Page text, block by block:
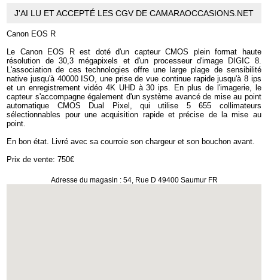
J'AI LU ET ACCEPTÉ LES CGV DE CAMARAOCCASIONS.NET
Canon EOS R
Le Canon EOS R est doté d'un capteur CMOS plein format haute
résolution de 30,3 mégapixels et d'un processeur d'image DIGIC 8.
L'association de ces technologies offre une large plage de sensibilité
native jusqu'à 40000 ISO, une prise de vue continue rapide jusqu'à 8 ips
et un enregistrement vidéo 4K UHD à 30 ips. En plus de l'imagerie, le
capteur s'accompagne également d'un système avancé de mise au point
automatique CMOS Dual Pixel, qui utilise 5 655 collimateurs
sélectionnables pour une acquisition rapide et précise de la mise au
point.
En bon état. Livré avec sa courroie son chargeur et son bouchon avant.
Prix de vente: 750€
Adresse du magasin : 54, Rue D 49400 Saumur FR